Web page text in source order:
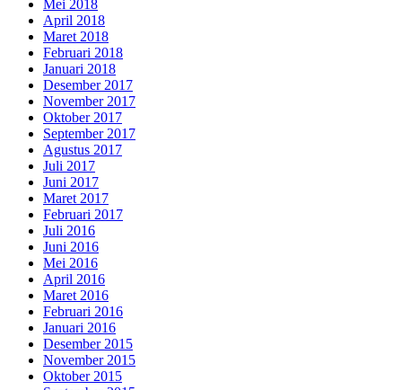
Mei 2018
April 2018
Maret 2018
Februari 2018
Januari 2018
Desember 2017
November 2017
Oktober 2017
September 2017
Agustus 2017
Juli 2017
Juni 2017
Maret 2017
Februari 2017
Juli 2016
Juni 2016
Mei 2016
April 2016
Maret 2016
Februari 2016
Januari 2016
Desember 2015
November 2015
Oktober 2015